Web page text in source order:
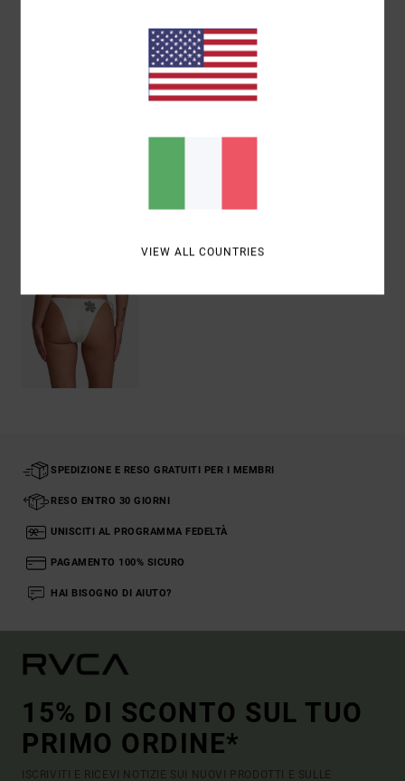
[Tessuto principale] 80% poliammide
riciclato, 20% elastan
SPEDIZIONE E RESO GRATUITI PER I MEMBRI
RESO ENTRO 30 GIORNI
UNISCITI AL PROGRAMMA FEDELTÀ
PAGAMENTO 100% SICURO
HAI BISOGNO DI AIUTO?
15% DI SCONTO SUL TUO
PRIMO ORDINE*
ISCRIVITI E RICEVI NOTIZIE SUI NUOVI PRODOTTI E SULLE
VIEW ALL COUNTRIES